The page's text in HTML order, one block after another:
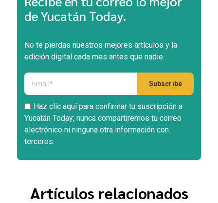
de Yucatán Today.
No te pierdas nuestros mejores artículos y la
edición digital cada mes antes que nadie.
Haz clic aquí para confirmar tu suscripción a
Yucatán Today; nunca compartiremos tu correo
electrónico ni ninguna otra información con
terceros.
Artículos relacionados